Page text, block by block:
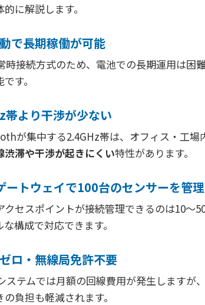
に解説します。
で長期稼働が可能
時接続方式のため、電池での長期運用は困
す。
より干渉が少ない
が集中する2.4GHz帯は、オフィス・工場
渋滞や干渉が起きにくい特性があります。
トウェイで100台のセンサーを管理
クセスポイントが接続管理できるのは10〜
構成で対応できます。
ロ・無線局免許不要
ステムでは月額の回線費用が発生しますが
負担も軽減されます。